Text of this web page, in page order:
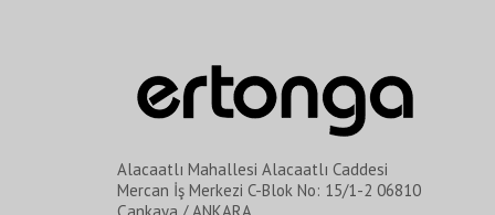
Alacaatlı Mahallesi Alacaatlı Caddesi
Mercan İş Merkezi C-Blok No: 15/1-2 06810